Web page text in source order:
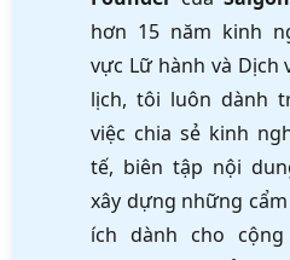
hơn 15 năm kinh
vực Lữ hành và Dịch
lịch, tôi luôn dành
việc chia sẻ kinh
tế, biên tập nội
xây dựng những
ích dành cho